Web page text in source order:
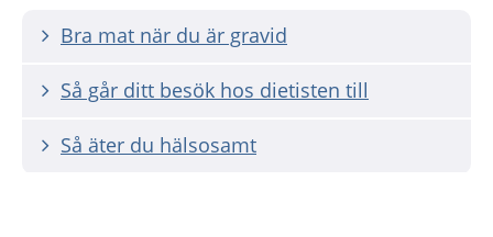
Bra mat när du är gravid
Så går ditt besök hos dietisten till
Så äter du hälsosamt